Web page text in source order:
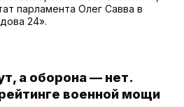
парламента Олег Савва в
24».
а оборона — нет.
военной мощи